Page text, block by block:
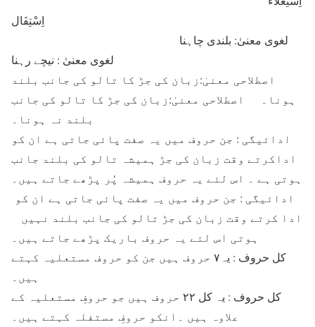
اِسْتِفَال
لغوی معنیٰ: بلندی چاہنا
لغوی معنیٰ : نیچے رہنا
اصطلاحی معنیٰ:زبان کی جڑ کا تالو کی جانب بلند
ہونا۔ اصطلاحی معنیٰ:زبان کی جڑ کا تالو کی جانب
بلند نہ ہونا۔
ادائیگی : جن حروف میں یہ صفت پائی جاتی ہے ان کو
اداکرتے وقت زبان کی جڑ ہمیشہ تالو کی بلند جانب
ہوتی ہے ۔ اس لئے یہ حروف ہمیشہ پُر پڑھے جاتے ہیں۔
ادائیگی : جن حروف میں یہ صفت پائی جاتی ہے ان كو
ادا کرتے وقت زبان کی جڑ تالو کی جانب بلند نہیں
کل حروف : یہ۷ حروف ہیں جن کو حروف مستعلیہ کہتے
ہیں۔
کل حروف : یہ کل ۲۲ حروف ہیں جو حروفِ مستعلیہ کے
علاوہ ہیں ۔انکو حروفِ مستفلہ کہتے ہیں۔